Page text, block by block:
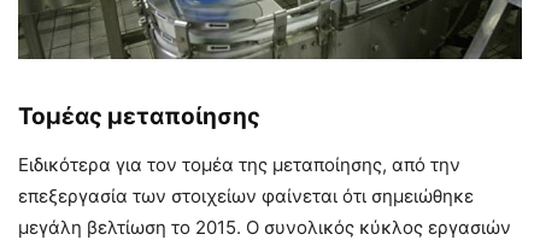
Τομέας μεταποίησης
Ειδικότερα για τον τομέα της μεταποίησης, από την
επεξεργασία των στοιχείων φαίνεται ότι σημειώθηκε
μεγάλη βελτίωση το 2015. Ο συνολικός κύκλος εργασιών